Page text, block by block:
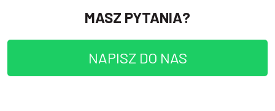
MASZ PYTANIA?
NAPISZ DO NAS